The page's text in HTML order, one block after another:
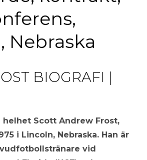
Nebraska
BIOGRAFI |
helhet Scott Andrew Frost,
i Lincoln, Nebraska. Han är
vid